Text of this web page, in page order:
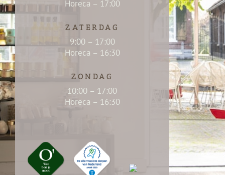
Horeca – 17:00
ZATERDAG
9:00 – 17:00
Horeca – 16:30
ZONDAG
10:00 – 17:00
Horeca – 16:30